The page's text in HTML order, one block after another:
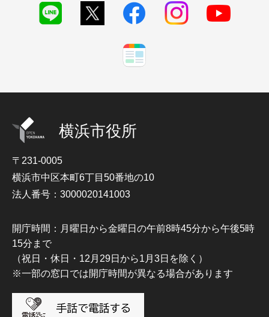
横浜市役所
〒231-0005
横浜市中区本町6丁目50番地の10
法人番号：3000020141003
開庁時間：月曜日から金曜日の午前8時45分から午後5時
15分まで
（祝日・休日・12月29日から1月3日を除く）
※一部の窓口では開庁時間が異なる場合があります